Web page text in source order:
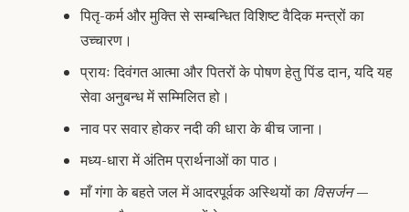
पितृ-कर्म और मुक्ति से सम्बन्धित विशिष्ट वैदिक मन्त्रों का
उच्चारण।
प्रायः दिवंगत आत्मा और पितरों के पोषण हेतुपिंड दान, यदि यह
सेवा अनुबन्ध में सम्मिलित हो।
नाव पर सवार होकर नदी की धारा के बीच जाना।
मध्य-धारा में अंतिम प्रार्थनाओं का पाठ।
माँ गंगा के बहते जल में आदरपूर्वक अस्थियों का विसर्जन—